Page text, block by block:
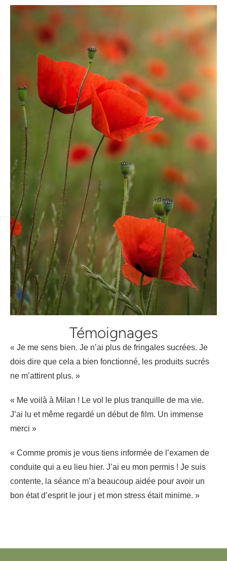
Témoignages
« Je me sens bien. Je n’ai plus de fringales sucrées. Je
dois dire que cela a bien fonctionné, les produits sucrés
ne m’attirent plus. »
« Me voilà à Milan ! Le vol le plus tranquille de ma vie.
J’ai lu et même regardé un début de film. Un immense
merci »
« Comme promis je vous tiens informée de l’examen de
conduite qui a eu lieu hier. J’ai eu mon permis ! Je suis
contente, la séance m’a beaucoup aidée pour avoir un
bon état d’esprit le jour j et mon stress était minime. »